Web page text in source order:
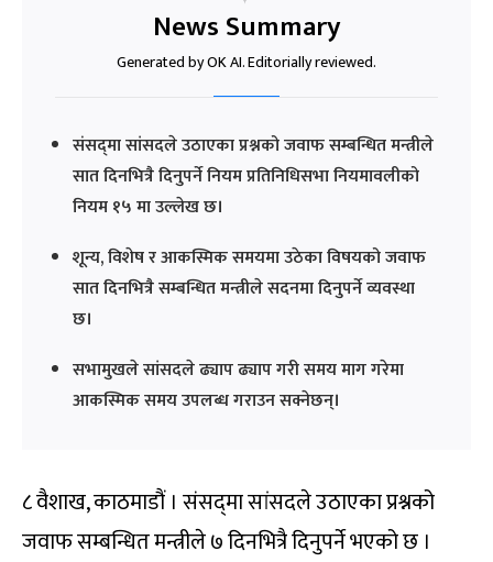
News Summary
Generated by OK AI. Editorially reviewed.
संसद्‍मा सांसदले उठाएका प्रश्नको जवाफ सम्बन्धित मन्त्रीले
सात दिनभित्रै दिनुपर्ने नियम प्रतिनिधिसभा नियमावलीको
नियम १५ मा उल्लेख छ।
शून्य, विशेष र आकस्मिक समयमा उठेका विषयको जवाफ
सात दिनभित्रै सम्बन्धित मन्त्रीले सदनमा दिनुपर्ने व्यवस्था
छ।
सभामुखले सांसदले ढ्याप ढ्याप गरी समय माग गरेमा
आकस्मिक समय उपलब्ध गराउन सक्नेछन्।
८ वैशाख, काठमाडौं । संसद्‍मा सांसदले उठाएका प्रश्नको
जवाफ सम्बन्धित मन्त्रीले ७ दिनभित्रै दिनुपर्ने भएको छ ।